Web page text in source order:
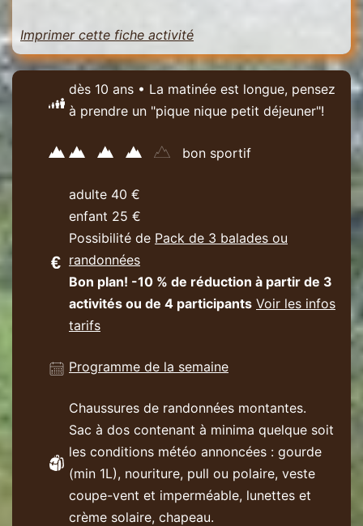
Imprimer cette fiche activité
dès 10 ans • La matinée est longue, pensez
à prendre un "pique nique petit déjeuner"!
bon sportif
adulte 40 €
enfant 25 €
Possibilité de Pack de 3 balades ou
randonnées
Bon plan! -10 % de réduction à partir de 3
activités ou de 4 participants Voir les infos
tarifs
Programme de la semaine
Chaussures de randonnées montantes.
Sac à dos contenant à minima quelque soit
les conditions météo annoncées : gourde
(min 1L), nouriture, pull ou polaire, veste
coupe-vent et imperméable, lunettes et
crème solaire, chapeau.